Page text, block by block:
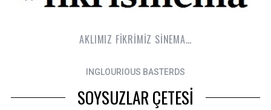
AKLIMIZ FİKRİMİZ SİNEMA…
INGLOURIOUS BASTERDS
SOYSUZLAR ÇETESİ